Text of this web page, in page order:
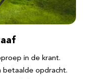
in de krant.
betaalde opdracht.